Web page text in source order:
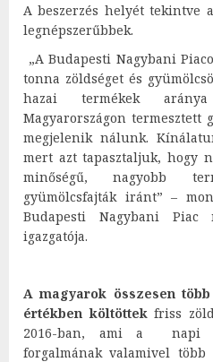
A beszerzés helyét tekintve
legnépszerűbbek.
„A Budapesti Nagybani
tonna zöldséget és
hazai termékek
Magyarországon termesztett
megjelenik nálunk.
mert azt tapasztaljuk, hogy
minőségű, nagyobb
gyümölcsfajták iránt” –
Budapesti Nagybani Piac
igazgatója.
A magyarok összesen
értékben költöttek friss
2016-ban, ami a napi
forgalmának valamivel